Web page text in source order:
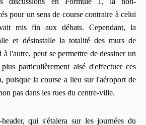
pour un sens de course contraire à celui
mis fin aux débats. Cependant, la
et désinstalle la totalité des murs de
l'autre, peut se permettre de dessiner un
particulièrement aisé d'effectuer ces
puisque la course a lieu sur l'aéroport de
pas dans les rues du centre-ville.
qui s'étalera sur les journées du